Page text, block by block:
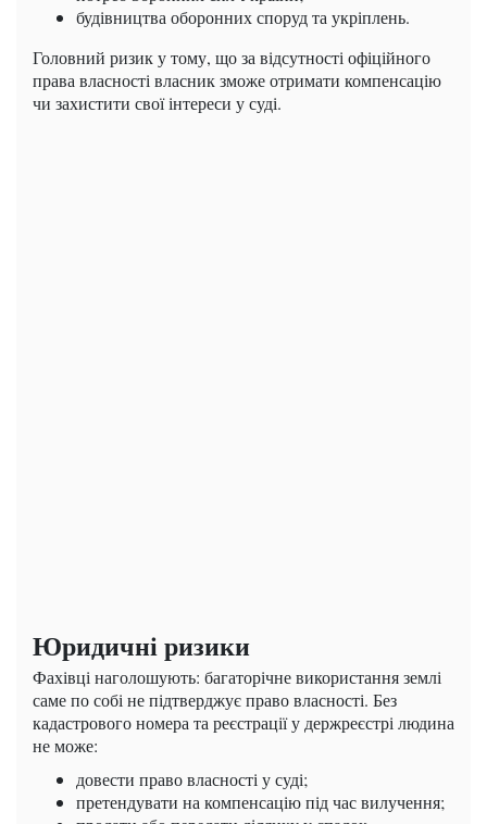
будівництва оборонних споруд та укріплень.
Головний ризик у тому, що за відсутності офіційного
права власності власник зможе отримати компенсацію
чи захистити свої інтереси у суді.
Юридичні ризики
Фахівці наголошують: багаторічне використання землі
саме по собі не підтверджує право власності. Без
кадастрового номера та реєстрації у держреєстрі людина
не може:
довести право власності у суді;
претендувати на компенсацію під час вилучення;